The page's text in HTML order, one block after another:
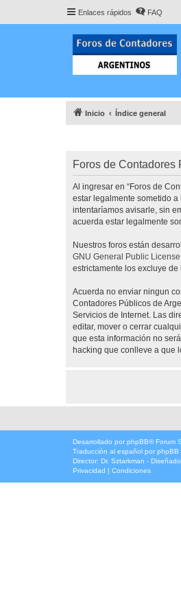
Enlaces rápidos FAQ
Inicio Índice general
Foros de Contadores
Al ingresar en “Foros de
estar legalmente sometido a
intentaríamos avisarle, sin
acuerda estar legalmente
Nuestros foros están
GNU General Public
estrictamente los excluye
Acuerda no enviar ningun
Contadores Públicos de
Servicios de Internet. Las
editar, mover o cerrar
que esta información no
hacking que conlleve a que
Desarrollado por phpBB® Forum
Traducción al español por phpBB
Director: Dr. Sztarkman -
Privacidad | Condiciones